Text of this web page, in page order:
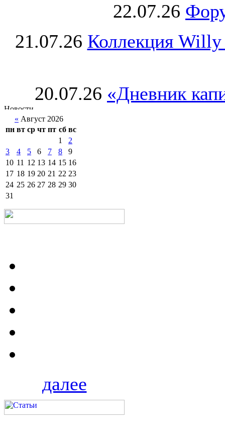
22.07.26
21.07.26 Коллекция Willy
20.07.26 «Дневник
« Август 2026
пн вт ср чт пт сб вс
1
2
3
4 5 6 7 8
9
10 11 12 13 14 15 16
17 18 19 20 21 22 23
24 25 26 27 28 29 30
31
далее